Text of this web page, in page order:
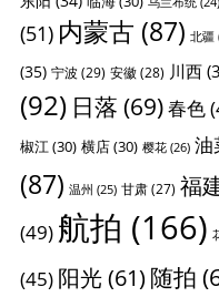
(51) 内蒙古 (87) 北疆
(35) 宁波 (29) 安徽(28) 川西
(92) 日落 (69)春色
椒江(30) 横店(30) 樱花(26) 油
(87) 温州 (25) 甘肃(27) 福
(49) 航拍 (166)
(45) 阳光(61)随拍